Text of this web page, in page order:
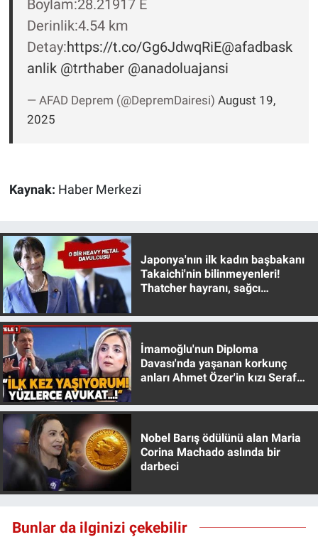
Boylam:28.21917 E
Derinlik:4.54 km
Detay:https://t.co/Gg6JdwqRiE@afadbask
anlik @trthaber @anadoluajansi
— AFAD Deprem (@DepremDairesi) August 19,
2025
Kaynak: Haber Merkezi
Japonya'nın ilk kadın başbakanı
Takaichi'nin bilinmeyenleri!
Thatcher hayranı, sağcı
İmamoğlu'nun Diploma
Davası'nda yaşanan korkunç
anları Ahmet Özer'in kızı Seraf
Nobel Barış ödülünü alan Maria
Corina Machado aslında bir
darbeci
Bunlar da ilginizi çekebilir
Sağlık
Spor
Türkiye'nin Geleceği
Yerel Gündem
Yerel Yaşam
Canlı Yayın